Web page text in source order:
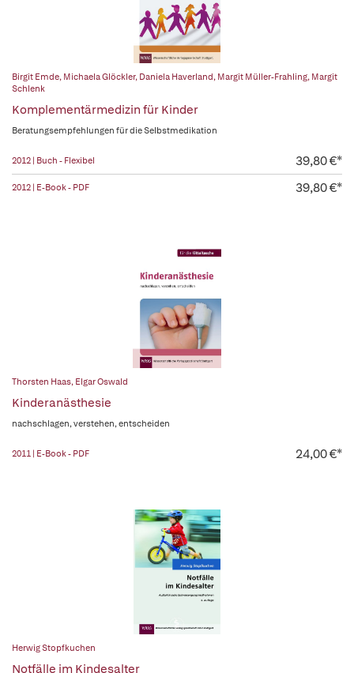
Birgit Emde, Michaela Glöckler, Daniela Haverland, Margit Müller-Frahling, Margit
Schlenk
Komplementärmedizin für Kinder
Beratungsempfehlungen für die Selbstmedikation
2012 | Buch - Flexibel 39,80 €*
2012 | E-Book - PDF 39,80 €*
Thorsten Haas, Elgar Oswald
Kinderanästhesie
nachschlagen, verstehen, entscheiden
2011 | E-Book - PDF 24,00 €*
Herwig Stopfkuchen
Notfälle im Kindesalter